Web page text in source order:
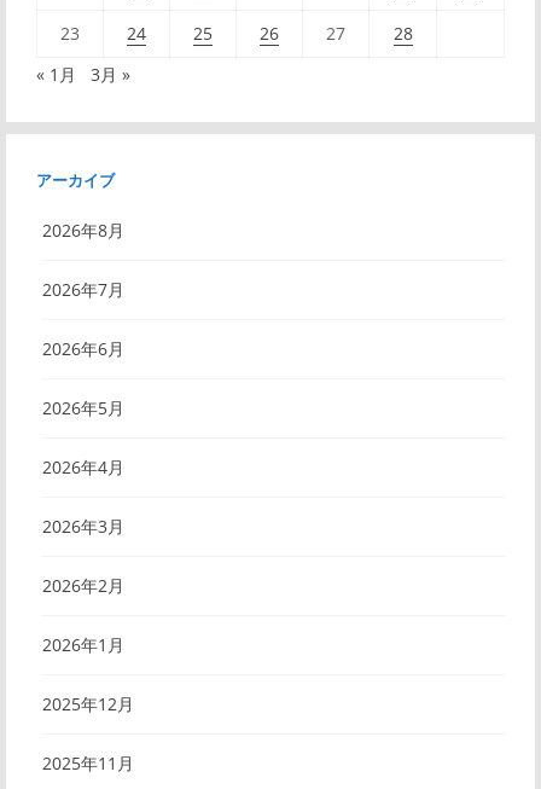
23 24 25 26 27
28
« 1月
3月 »
アーカイブ
2026年8月
2026年7月
2026年6月
2026年5月
2026年4月
2026年3月
2026年2月
2026年1月
2025年12月
2025年11月